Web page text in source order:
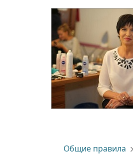
Общие правила